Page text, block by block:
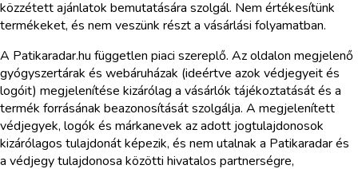
közzétett ajánlatok bemutatására szolgál. Nem értékesítünk
termékeket, és nem veszünk részt a vásárlási folyamatban.
A Patikaradar.hu független piaci szereplő. Az oldalon megjelenő
gyógyszertárak és webáruházak (ideértve azok védjegyeit és
logóit) megjelenítése kizárólag a vásárlók tájékoztatását és a
termék forrásának beazonosítását szolgálja. A megjelenített
védjegyek, logók és márkanevek az adott jogtulajdonosok
kizárólagos tulajdonát képezik, és nem utalnak a Patikaradar és
a védjegy tulajdonosa közötti hivatalos partnerségre,